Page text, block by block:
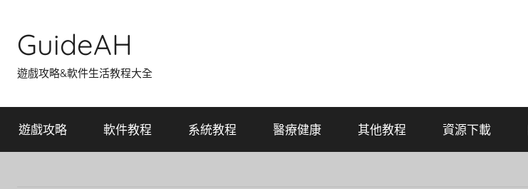
content
GuideAH
遊戲攻略&軟件生活教程大全
遊戲攻略 軟件教程 系統教程 醫療健康 其他教程 資源下載